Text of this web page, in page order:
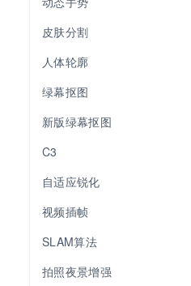
皮肤分割
人体轮廓
绿幕抠图
新版绿幕抠图
C3
自适应锐化
视频插帧
SLAM算法
拍照夜景增强